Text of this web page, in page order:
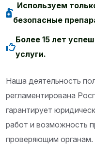
Используем
безопасные
Более 15 лет
услуги.
Наша деятельность
регламентирована
гарантирует
работ и возможность
проверяющим органам.